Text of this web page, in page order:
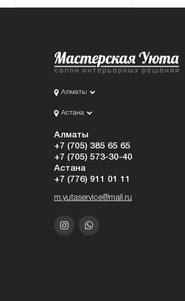
Алматы
Астана
Алматы
+7 (705) 385 65 65
+7 (705) 573-30-40
Астана
+7 (776) 911 01 11
m.yutaservice@mail.ru